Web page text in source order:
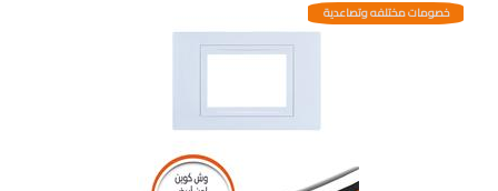
خصومات مختلفه وتصاعدية